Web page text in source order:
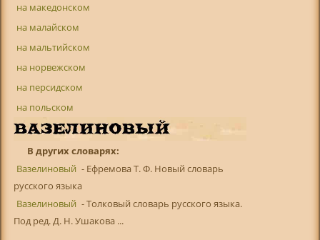
на македонском
на малайском
на мальтийском
на норвежском
на персидском
на польском
В других словарях:
Вазелиновый - Ефремова Т. Ф. Новый словарь
русского языка
Вазелиновый - Толковый словарь русского языка.
Под ред. Д. Н. Ушакова ...